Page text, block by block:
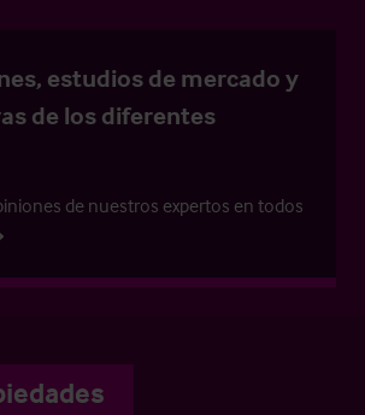
estudios de mercado y
de los diferentes
de nuestros expertos en todos